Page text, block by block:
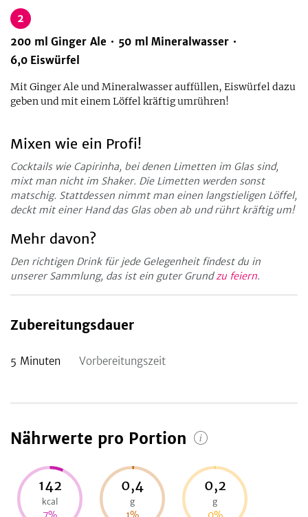
2
200 ml Ginger Ale 50 ml Mineralwasser
6,0 Eiswürfel
Mit Ginger Ale und Mineralwasser auffüllen, Eiswürfel dazu
geben und mit einem Löffel kräftig umrühren!
Mixen wie ein Profi!
Cocktails wie Capirinha, bei denen Limetten im Glas sind,
mixt man nicht im Shaker. Die Limetten werden sonst
matschig. Stattdessen nimmt man einen langstieligen Löffel,
deckt mit einer Hand das Glas oben ab und rührt kräftig um!
Mehr davon?
Den richtigen Drink für jede Gelegenheit findest du in
unserer Sammlung, das ist ein guter Grundzu feiern.
Zubereitungsdauer
5 Minuten Vorbereitungszeit
Nährwerte pro Portion
142
kcal
0,4
g
0,2
g